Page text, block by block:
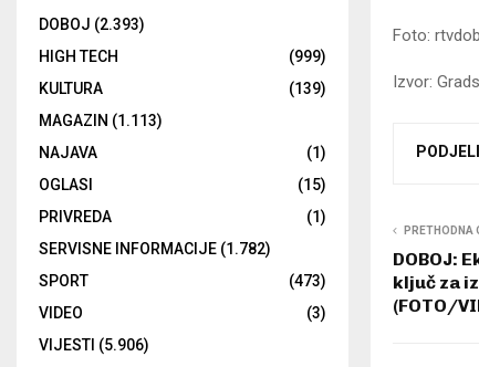
Foto:
Izvor:
PODJELI
PRETHODNA
DOBOJ:
ključ za
(FOTO/
DOBOJ (2.393)
HIGH TECH
(999)
KULTURA
(139)
MAGAZIN (1.113)
NAJAVA
(1)
OGLASI
(15)
PRIVREDA
(1)
SERVISNE INFORMACIJE (1.782)
SPORT
(473)
VIDEO
(3)
VIJESTI (5.906)